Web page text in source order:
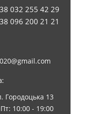
032 255 42 29
096 200 21 21
Городоцька 13
10:00 - 19:00